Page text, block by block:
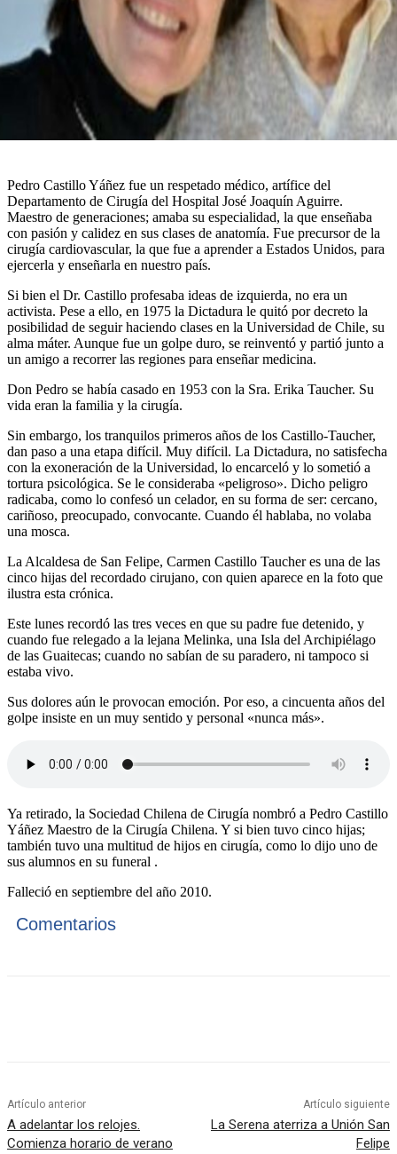
Pedro Castillo Yáñez fue un respetado médico, artífice del
Departamento de Cirugía del Hospital José Joaquín Aguirre.
Maestro de generaciones; amaba su especialidad, la que enseñaba
con pasión y calidez en sus clases de anatomía. Fue precursor de la
cirugía cardiovascular, la que fue a aprender a Estados Unidos, para
ejercerla y enseñarla en nuestro país.
Si bien el Dr. Castillo profesaba ideas de izquierda, no era un
activista. Pese a ello, en 1975 la Dictadura le quitó por decreto la
posibilidad de seguir haciendo clases en la Universidad de Chile, su
alma máter. Aunque fue un golpe duro, se reinventó y partió junto a
un amigo a recorrer las regiones para enseñar medicina.
Don Pedro se había casado en 1953 con la Sra. Erika Taucher. Su
vida eran la familia y la cirugía.
Sin embargo, los tranquilos primeros años de los Castillo-Taucher,
dan paso a una etapa difícil. Muy difícil. La Dictadura, no satisfecha
con la exoneración de la Universidad, lo encarceló y lo sometió a
tortura psicológica. Se le consideraba «peligroso». Dicho peligro
radicaba, como lo confesó un celador, en su forma de ser: cercano,
cariñoso, preocupado, convocante. Cuando él hablaba, no volaba
una mosca.
La Alcaldesa de San Felipe, Carmen Castillo Taucher es una de las
cinco hijas del recordado cirujano, con quien aparece en la foto que
ilustra esta crónica.
Este lunes recordó las tres veces en que su padre fue detenido, y
cuando fue relegado a la lejana Melinka, una Isla del Archipiélago
de las Guaitecas; cuando no sabían de su paradero, ni tampoco si
estaba vivo.
Sus dolores aún le provocan emoción. Por eso, a cincuenta años del
golpe insiste en un muy sentido y personal «nunca más».
Ya retirado, la Sociedad Chilena de Cirugía nombró a Pedro Castillo
Yáñez Maestro de la Cirugía Chilena. Y si bien tuvo cinco hijas;
también tuvo una multitud de hijos en cirugía, como lo dijo uno de
sus alumnos en su funeral .
Falleció en septiembre del año 2010.
Comentarios
Artículo anterior
A adelantar los relojes.
Comienza horario de verano
Artículo siguiente
La Serena aterriza a Unión San
Felipe